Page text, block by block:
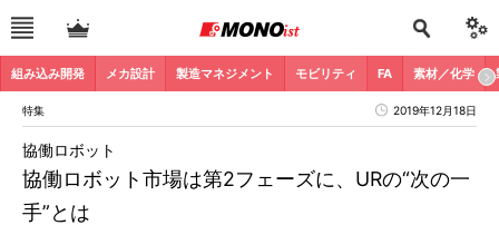
組み込み開発 メカ設計 製造マネジメント モビリティ FA 素材／化学
特集 2019年12月18日
協働ロボット市場は第2フェーズに、URの“次の一
手”とは
協働ロボット